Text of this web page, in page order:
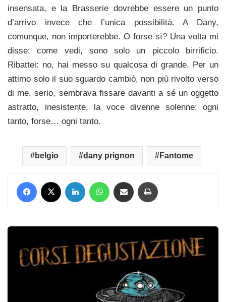
insensata, e la Brasserie dovrebbe essere un punto
d’arrivo invece che l’unica possibilità. A Dany,
comunque, non importerebbe. O forse sì? Una volta mi
disse: come vedi, sono solo un piccolo birrificio.
Ribattei: no, hai messo su qualcosa di grande. Per un
attimo solo il suo sguardo cambiò, non più rivolto verso
di me, serio, sembrava fissare davanti a sé un oggetto
astratto, inesistente, la voce divenne solenne: ogni
tanto, forse… ogni tanto.
belgio dany prignon Fantome
Facebook LinkedIn WhatsApp Condividi via mail